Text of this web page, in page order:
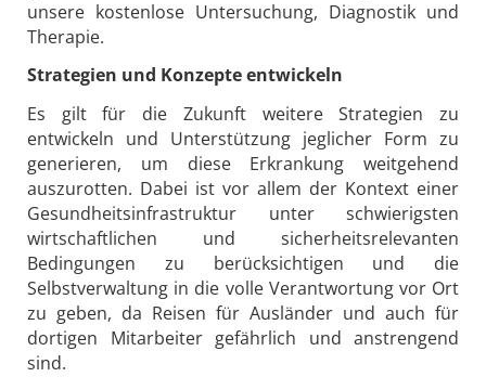
unsere kostenlose Untersuchung, Diagnostik und
Therapie.
Strategien und Konzepte entwickeln
Es gilt für die Zukunft weitere Strategien zu
entwickeln und Unterstützung jeglicher Form zu
generieren, um diese Erkrankung weitgehend
auszurotten. Dabei ist vor allem der Kontext einer
Gesundheitsinfrastruktur unter schwierigsten
wirtschaftlichen und sicherheitsrelevanten
Bedingungen zu berücksichtigen und die
Selbstverwaltung in die volle Verantwortung vor Ort
zu geben, da Reisen für Ausländer und auch für
dortigen Mitarbeiter gefährlich und anstrengend
sind.